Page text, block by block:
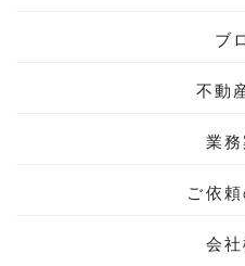
ブ
不動
業
ご依
会